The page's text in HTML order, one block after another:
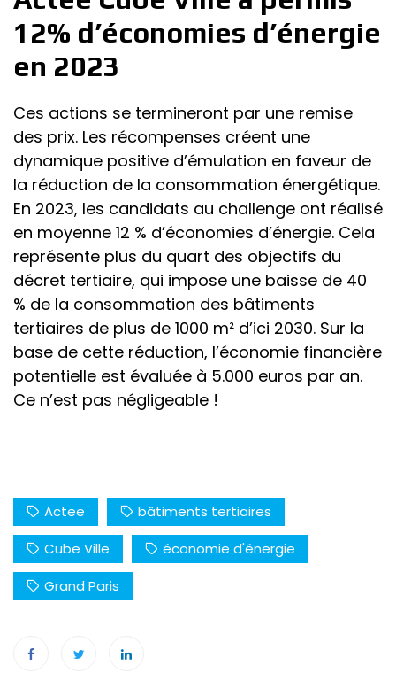
12% d’économies d’énergie
en 2023
Ces actions se termineront par une remise
des prix. Les récompenses créent une
dynamique positive d’émulation en faveur de
la réduction de la consommation énergétique.
En 2023, les candidats au challenge ont réalisé
en moyenne 12 % d’économies d’énergie. Cela
représente plus du quart des objectifs du
décret tertiaire, qui impose une baisse de 40
% de la consommation des bâtiments
tertiaires de plus de 1000 m² d’ici 2030. Sur la
base de cette réduction, l’économie financière
potentielle est évaluée à 5.000 euros par an.
Ce n’est pas négligeable !
Actee
bâtiments tertiaires
Cube Ville
économie d'énergie
Grand Paris